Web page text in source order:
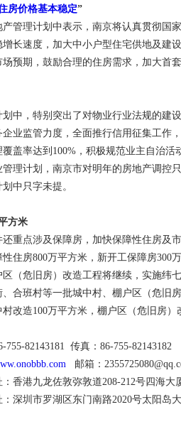
房价格基本稳定”
管理计划中表示，南京将认真贯彻国
长速度，加大中小户型住宅供地及建
预期，鼓励合理的住房需求，加大首
中，特别突出了对物业行业法规的建
业监管力度，全面推行信用征集工作
盖率达到100%，积极规范业主自治活
理计划，南京市对明年的房地产调控
中只字未提。
方米
还重点涉及保障房，加快保障性住房及
住房800万平方米，新开工保障房300
（危旧房）改造工程将继续，实施纬
合班村等一批城中村、棚户区（危旧
改造100万平方米，棚户区（危旧房）
82143181 传真：86-755-82143182
邮箱：
香港九龙佐敦弥敦道208-212号四海大
深圳市罗湖区东门南路2020号太阳岛大